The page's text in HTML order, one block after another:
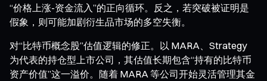
“价格上涨-资金流入”的正向循环。反之，若突破被证明是
假象，则可能加剧衍生品市场的多空失衡。
对“比特币概念股”估值逻辑的修正。以 MARA、Strategy
为代表的持仓型上市公司，其估值长期包含“持有的比特币
资产价值”这一溢价。随着 MARA 等公司开始灵活管理其金